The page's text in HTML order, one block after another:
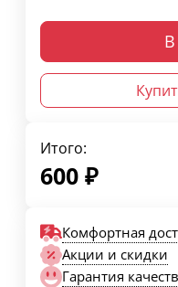
Итого:
600 ₽
Комфортная
Акции и скидки
Гарантия